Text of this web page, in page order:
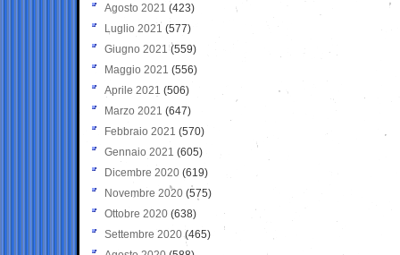
Agosto 2021 (423)
Luglio 2021 (577)
Giugno 2021(559)
Maggio 2021 (556)
Aprile 2021 (506)
Marzo 2021 (647)
Febbraio 2021 (570)
Gennaio 2021 (605)
Dicembre 2020 (619)
Novembre 2020 (575)
Ottobre 2020 (638)
Settembre 2020(465)